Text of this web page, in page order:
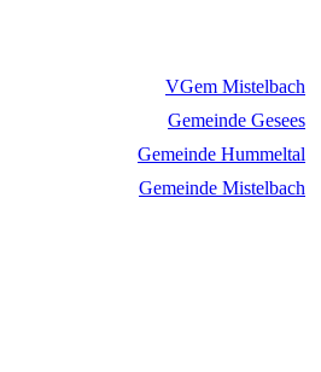
VGem Mistelbach
Gemeinde Gesees
Gemeinde Hummeltal
Gemeinde Mistelbach